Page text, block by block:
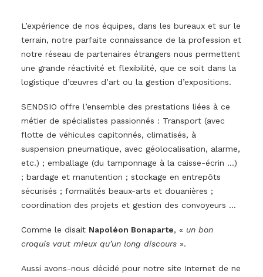
L’expérience de nos équipes, dans les bureaux et sur le
terrain, notre parfaite connaissance de la profession et
notre réseau de partenaires étrangers nous permettent
une grande réactivité et flexibilité, que ce soit dans la
logistique d’œuvres d’art ou la gestion d’expositions.
SENDSIO offre l’ensemble des prestations liées à ce
métier de spécialistes passionnés : Transport (avec
flotte de véhicules capitonnés, climatisés, à
suspension pneumatique, avec géolocalisation, alarme,
etc.) ; emballage (du tamponnage à la caisse-écrin …)
; bardage et manutention ; stockage en entrepôts
sécurisés ; formalités beaux-arts et douanières ;
coordination des projets et gestion des convoyeurs …
Comme le disait Napoléon Bonaparte, « un bon
croquis vaut mieux qu’un long discours ».
Aussi avons-nous décidé pour notre site Internet de ne